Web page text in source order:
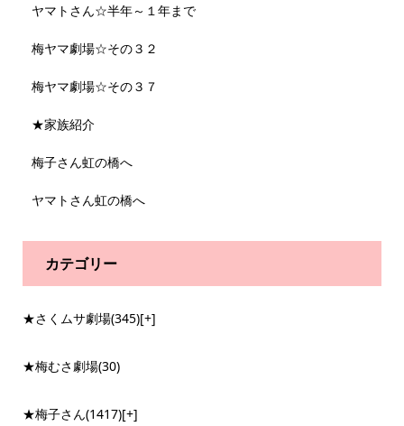
ヤマトさん☆半年～１年まで
梅ヤマ劇場☆その３２
梅ヤマ劇場☆その３７
★家族紹介
梅子さん虹の橋へ
ヤマトさん虹の橋へ
カテゴリー
★さくムサ劇場(345)[+]
★梅むさ劇場(30)
★梅子さん(1417)[+]